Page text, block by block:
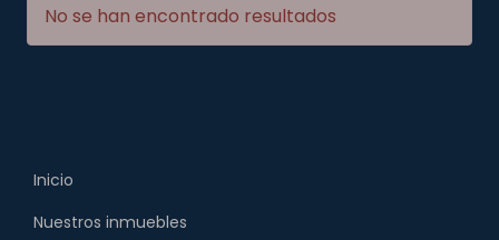
No se han encontrado resultados
Inicio
Nuestros inmuebles